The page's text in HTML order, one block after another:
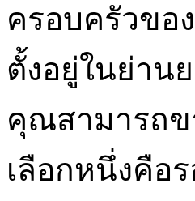
ครอบครัวขอ
ตั้งอยู่ในย่าน
คุณสามารถข
เลือกหนึ่งคือ